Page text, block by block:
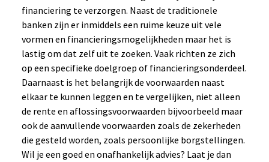
financiering te verzorgen. Naast de traditionele
banken zijn er inmiddels een ruime keuze uit vele
vormen en financieringsmogelijkheden maar het is
lastig om dat zelf uit te zoeken. Vaak richten ze zich
op een specifieke doelgroep of financieringsonderdeel.
Daarnaast is het belangrijk de voorwaarden naast
elkaar te kunnen leggen en te vergelijken, niet alleen
de rente en aflossingsvoorwaarden bijvoorbeeld maar
ook de aanvullende voorwaarden zoals de zekerheden
die gesteld worden, zoals persoonlijke borgstellingen.
Wil je een goed en onafhankelijk advies? Laat je dan